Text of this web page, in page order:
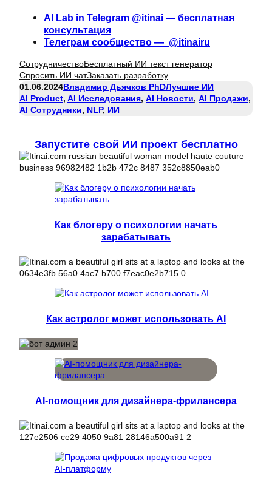
AI Lab in Telegram @itinai — бесплатная
консультация
Телеграм сообщество — @itinairu
СотрудничествоБесплатный ИИ текст генератор
Спросить ИИ чатЗаказать разработку
01.06.2024Владимир Дьячков PhDЛучшие ИИ
AI Product, AI Исследования, AI Новости, AI Продажи
AI Сотрудники, NLP, ИИ
Запустите свой ИИ проект бесплатно
Как блогеру о психологии начать
зарабатывать
Как астролог может использовать AI
AI-помощник для дизайнера-фрилансера